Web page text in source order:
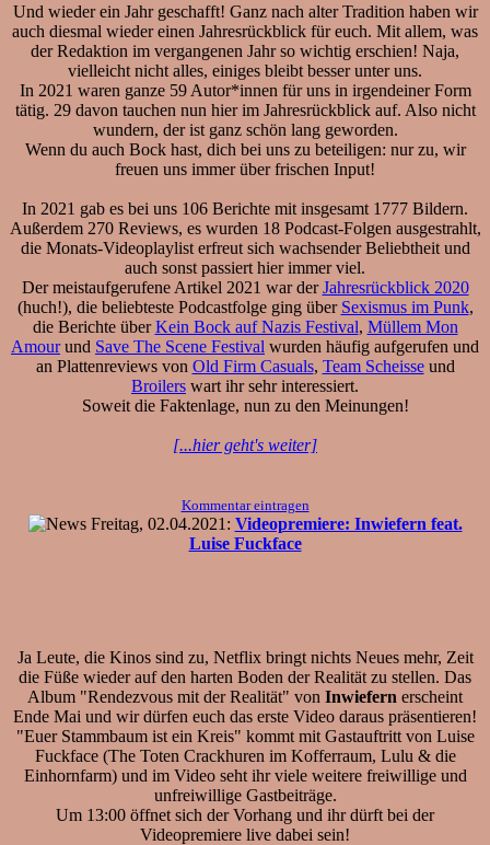
Und wieder ein Jahr geschafft! Ganz nach alter Tradition haben wir
auch diesmal wieder einen Jahresrückblick für euch. Mit allem, was
der Redaktion im vergangenen Jahr so wichtig erschien! Naja,
vielleicht nicht alles, einiges bleibt besser unter uns.
In 2021 waren ganze 59 Autor*innen für uns in irgendeiner Form
tätig. 29 davon tauchen nun hier im Jahresrückblick auf. Also nicht
wundern, der ist ganz schön lang geworden.
Wenn du auch Bock hast, dich bei uns zu beteiligen: nur zu, wir
freuen uns immer über frischen Input!
In 2021 gab es bei uns 106 Berichte mit insgesamt 1777 Bildern.
Außerdem 270 Reviews, es wurden 18 Podcast-Folgen ausgestrahlt,
die Monats-Videoplaylist erfreut sich wachsender Beliebtheit und
auch sonst passiert hier immer viel.
Der meistaufgerufene Artikel 2021 war derJahresrückblick 2020
(huch!), die beliebteste Podcastfolge ging über Sexismus im Punk,
die Berichte überKein Bock auf Nazis Festival, Müllem Mon
Amourund Save The Scene Festival wurden häufig aufgerufen und
an Plattenreviews von Old Firm Casuals, Team Scheisseund
Broilers wart ihr sehr interessiert.
Soweit die Faktenlage, nun zu den Meinungen!
[...hier geht's weiter]
Kommentar eintragen
Freitag, 02.04.2021: Videopremiere: Inwiefern feat.
Luise Fuckface
Ja Leute, die Kinos sind zu, Netflix bringt nichts Neues mehr, Zeit
die Füße wieder auf den harten Boden der Realität zu stellen. Das
Album "Rendezvous mit der Realität" von Inwiefern erscheint
Ende Mai und wir dürfen euch das erste Video daraus präsentieren!
"Euer Stammbaum ist ein Kreis" kommt mit Gastauftritt von Luise
Fuckface (The Toten Crackhuren im Kofferraum, Lulu & die
Einhornfarm) und im Video seht ihr viele weitere freiwillige und
unfreiwillige Gastbeiträge.
Um 13:00 öffnet sich der Vorhang und ihr dürft bei der
Videopremiere live dabei sein!